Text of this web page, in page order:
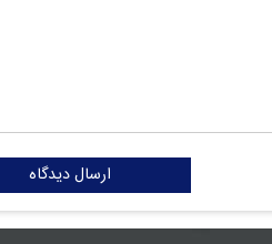
ارسال دیدگاه